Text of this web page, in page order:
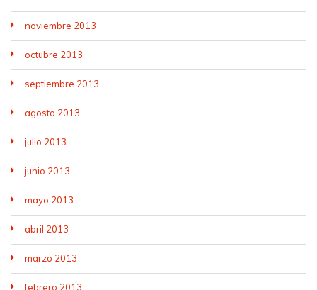
noviembre 2013
octubre 2013
septiembre 2013
agosto 2013
julio 2013
junio 2013
mayo 2013
abril 2013
marzo 2013
febrero 2013